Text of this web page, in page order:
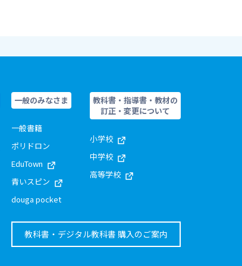
一般のみなさま
一般書籍
ポリドロン
EduTown
青いスピン
douga pocket
教科書・指導書・教材の
訂正・変更について
小学校
中学校
高等学校
教科書・デジタル教科書 購入のご案内